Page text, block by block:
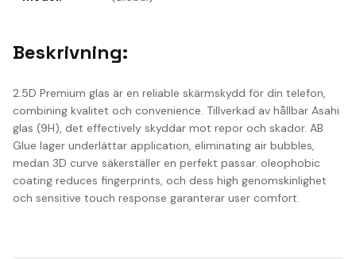
Beskrivning:
2.5D Premium glas är en reliable skärmskydd för din telefon,
combining kvalitet och convenience. Tillverkad av hållbar Asahi
glas (9H), det effectively skyddar mot repor och skador. AB
Glue lager underlättar application, eliminating air bubbles,
medan 3D curve säkerställer en perfekt passar. oleophobic
coating reduces fingerprints, och dess high genomskinlighet
och sensitive touch response garanterar user comfort.